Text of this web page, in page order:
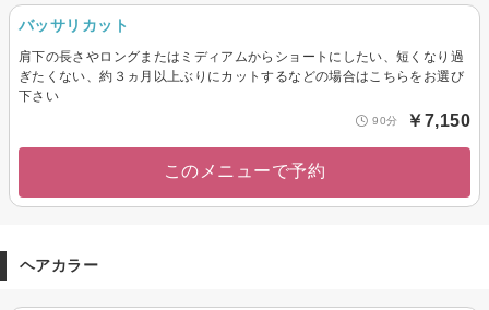
バッサリカット
肩下の長さやロングまたはミディアムからショートにしたい、短くなり過
ぎたくない、約３ヵ月以上ぶりにカットするなどの場合はこちらをお選び
下さい
90分 ￥7,150
このメニューで予約
ヘアカラー